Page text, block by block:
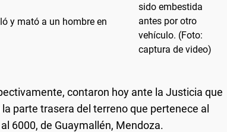
y mató a un hombre en
contaron hoy ante la Justicia que
parte trasera del terreno que pertenece al
6000, de Guaymallén, Mendoza.